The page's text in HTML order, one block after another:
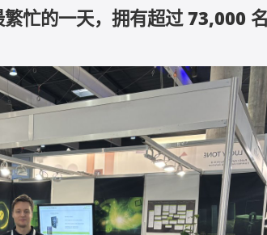
忙的一天，拥有超过 73,000